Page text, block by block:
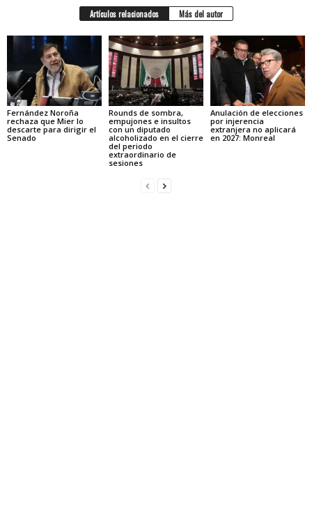
Artículos relacionados Más del autor
Fernández Noroña
rechaza que Mier lo
descarte para dirigir el
Senado
Rounds de sombra,
empujones e insultos
con un diputado
alcoholizado en el cierre
del periodo
extraordinario de
sesiones
Anulación de elecciones
por injerencia
extranjera no aplicará
en 2027: Monreal